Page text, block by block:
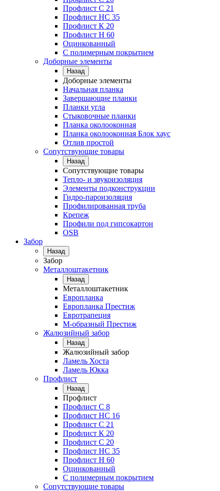
Профлист C 21
Профлист НС 35
Профлист К 20
Профлист Н 60
Оцинкованный
С полимерным покрытием
Доборные элементы
Назад
Доборные элементы
Начальная планка
Завершающие планки
Планки угла
Стыковочные планки
Планка околооконная
Планка околооконная Блок хаус
Отлив простой
Сопутствующие товары
Назад
Сопутствующие товары
Тепло- и звукоизоляция
Элементы подконструкции
Гидро-пароизоляция
Профилированная труба
Крепеж
Профили под гипсокартон
OSB
Забор
Назад
Забор
Металлоштакетник
Назад
Металлоштакетник
Европланка
Европланка Престиж
Евротрапеция
М-образный Престиж
Жалюзийный забор
Назад
Жалюзийный забор
Ламель Хоста
Ламель Юкка
Профлист
Назад
Профлист
Профлист С 8
Профлист НС 16
Профлист C 21
Профлист К 20
Профлист С 20
Профлист НС 35
Профлист Н 60
Оцинкованный
С полимерным покрытием
Сопутствующие товары